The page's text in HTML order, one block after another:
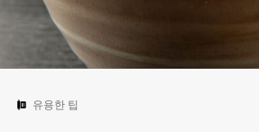
유용한 팁